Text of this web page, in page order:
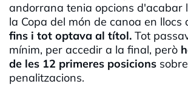
andorrana tenia opcions d'acabar
la Copa del món de canoa en llocs
fins i tot optava al títol. Tot
mínim, per accedir a la final, però
de les 12 primeres posicions
penalitzacions.